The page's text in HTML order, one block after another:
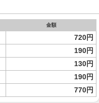
金額
720円
190円
130円
190円
770円